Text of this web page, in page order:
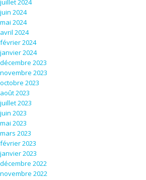
juillet 2024
juin 2024
mai 2024
avril 2024
février 2024
janvier 2024
décembre 2023
novembre 2023
octobre 2023
août 2023
juillet 2023
juin 2023
mai 2023
mars 2023
février 2023
janvier 2023
décembre 2022
novembre 2022